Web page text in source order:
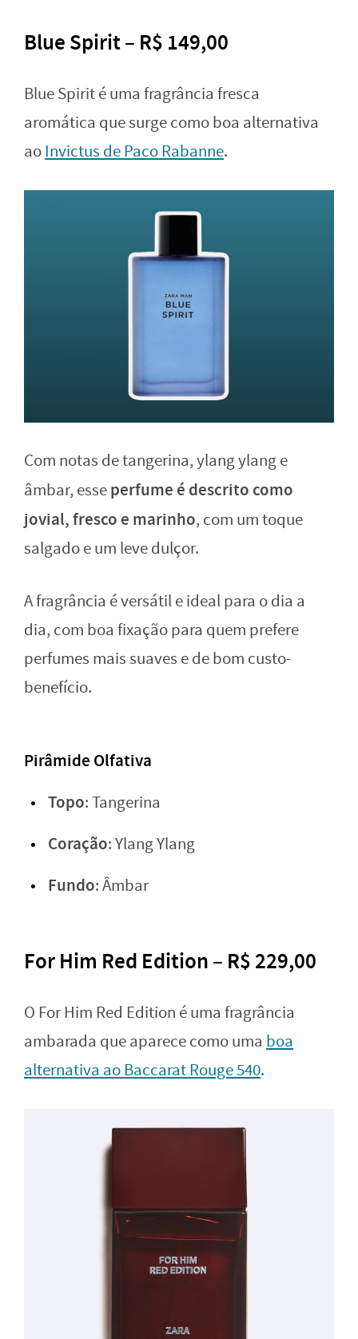
Blue Spirit – R$ 149,00
Blue Spirit é uma fragrância fresca
aromática que surge como boa alternativa
aoInvictus de Paco Rabanne.
Com notas de tangerina, ylang ylang e
âmbar, esseperfume é descrito como
jovial, fresco e marinho, com um toque
salgado e um leve dulçor.
A fragrância é versátil e ideal para o dia a
dia, com boa fixação para quem prefere
perfumes mais suaves e de bom custo-
benefício.
Pirâmide Olfativa
Topo: Tangerina
Coração: Ylang Ylang
Fundo: Âmbar
For Him Red Edition – R$ 229,00
O For Him Red Edition é uma fragrância
ambarada que aparece como uma boa
alternativa ao Baccarat Rouge 540.